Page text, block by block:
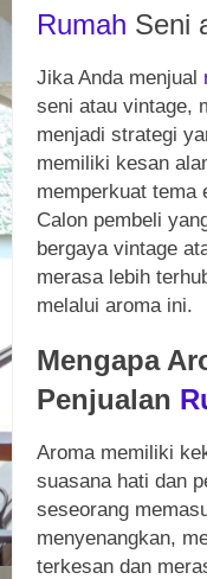
Rumah Seni
Jika Anda menjual
seni atau vintage,
menjadi strategi
memiliki kesan
memperkuat tema
Calon pembeli
bergaya vintage
merasa lebih
melalui aroma ini.
Mengapa
Penjualan
Aroma memiliki
suasana hati dan
seseorang
menyenangkan,
terkesan dan